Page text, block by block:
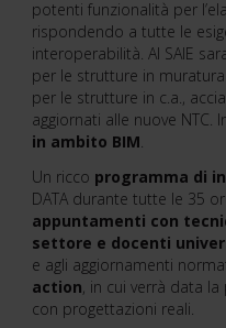
potenti funzionalità per
rispondendo a tutte le
interoperabilità. Al SAIE
per le strutture in
per le strutture in c.a.,
aggiornati alle nuove NTC.
in ambito BIM
Un ricco programma di
DATA durante tutte le 35
appuntamenti con
settore e docenti
e agli aggiornamenti
action, in cui verrà data
con progettazioni reali.